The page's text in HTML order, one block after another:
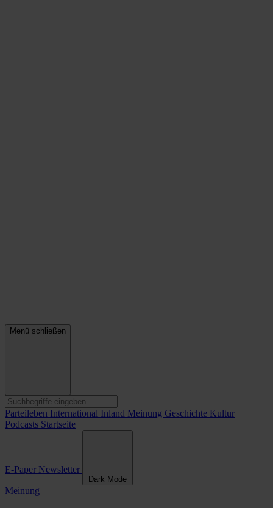
Menü schließen
Parteileben International Inland Meinung Geschichte Kultur
Podcasts Startseite
E-Paper Newsletter
Dark Mode
Meinung